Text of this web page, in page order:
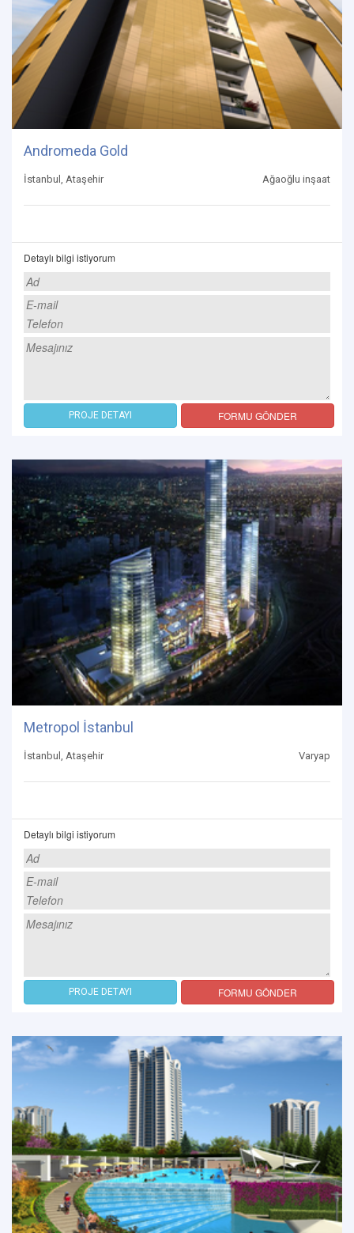
Andromeda Gold
İstanbul, Ataşehir Ağaoğlu inşaat
Detaylı bilgi istiyorum
PROJE DETAYI FORMU GÖNDER
Metropol İstanbul
İstanbul, Ataşehir Varyap
Detaylı bilgi istiyorum
PROJE DETAYI FORMU GÖNDER